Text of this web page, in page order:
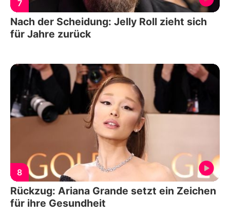
7
Nach der Scheidung: Jelly Roll zieht sich
für Jahre zurück
8
Rückzug: Ariana Grande setzt ein Zeichen
für ihre Gesundheit